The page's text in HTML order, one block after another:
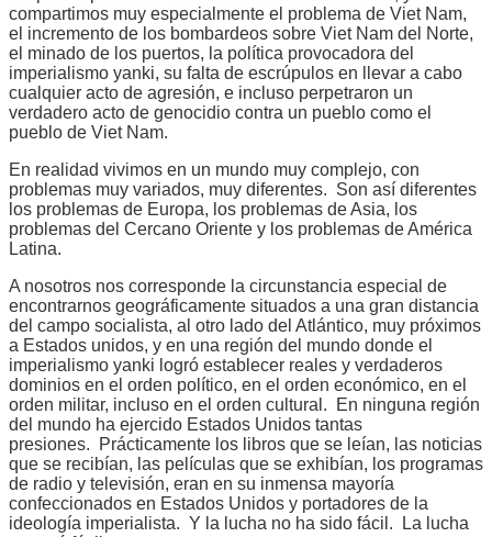
compartimos muy especialmente el problema de Viet Nam,
el incremento de los bombardeos sobre Viet Nam del Norte,
el minado de los puertos, la política provocadora del
imperialismo yanki, su falta de escrúpulos en llevar a cabo
cualquier acto de agresión, e incluso perpetraron un
verdadero acto de genocidio contra un pueblo como el
pueblo de Viet Nam.
En realidad vivimos en un mundo muy complejo, con
problemas muy variados, muy diferentes. Son así diferentes
los problemas de Europa, los problemas de Asia, los
problemas del Cercano Oriente y los problemas de América
Latina.
A nosotros nos corresponde la circunstancia especial de
encontrarnos geográficamente situados a una gran distancia
del campo socialista, al otro lado del Atlántico, muy próximos
a Estados unidos, y en una región del mundo donde el
imperialismo yanki logró establecer reales y verdaderos
dominios en el orden político, en el orden económico, en el
orden militar, incluso en el orden cultural. En ninguna región
del mundo ha ejercido Estados Unidos tantas
presiones. Prácticamente los libros que se leían, las noticias
que se recibían, las películas que se exhibían, los programas
de radio y televisión, eran en su inmensa mayoría
confeccionados en Estados Unidos y portadores de la
ideología imperialista. Y la lucha no ha sido fácil. La lucha